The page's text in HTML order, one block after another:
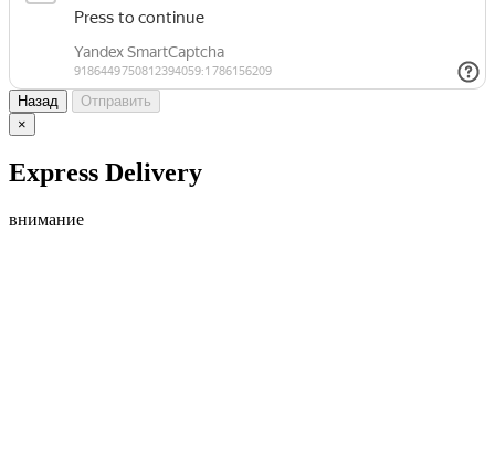
Назад
Отправить
×
Express Delivery
внимание